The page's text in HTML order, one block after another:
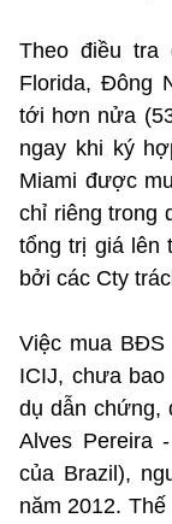
Theo điều tra
Florida, Đông
tới hơn nửa
ngay khi ký
Miami được
chỉ riêng trong
tổng trị giá lên
bởi các Cty
Việc mua
ICIJ, chưa
dụ dẫn chứng,
Alves Pereira
của Brazil),
năm 2012.